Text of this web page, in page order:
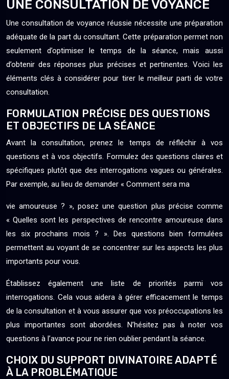
UNE CONSULTATION DE VOYANCE
Une consultation de voyance réussie nécessite une préparation
adéquate de la part du consultant. Cette préparation permet non
seulement d’optimiser le temps de la séance, mais aussi
d’obtenir des réponses plus précises et pertinentes. Voici les
éléments clés à considérer pour tirer le meilleur parti de votre
consultation.
FORMULATION PRÉCISE DES QUESTIONS
ET OBJECTIFS DE LA SÉANCE
Avant la consultation, prenez le temps de réfléchir à vos
questions et à vos objectifs. Formulez des questions claires et
spécifiques plutôt que des interrogations vagues ou générales.
Par exemple, au lieu de demander « Comment sera ma
vie amoureuse ? », posez une question plus précise comme
« Quelles sont les perspectives de rencontre amoureuse dans
les six prochains mois ? ». Des questions bien formulées
permettent au voyant de se concentrer sur les aspects les plus
importants pour vous.
Établissez également une liste de priorités parmi vos
interrogations. Cela vous aidera à gérer efficacement le temps
de la consultation et à vous assurer que vos préoccupations les
plus importantes sont abordées. N’hésitez pas à noter vos
questions à l’avance pour ne rien oublier pendant la séance.
CHOIX DU SUPPORT DIVINATOIRE ADAPTÉ
À LA PROBLÉMATIQUE